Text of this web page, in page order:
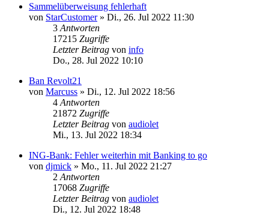
Sammelüberweisung fehlerhaft
von StarCustomer» Di., 26. Jul 2022 11:30
3 Antworten
17215 Zugriffe
Letzter Beitrag von info
Do., 28. Jul 2022 10:10
Ban Revolt21
von Marcuss » Di., 12. Jul 2022 18:56
4 Antworten
21872 Zugriffe
Letzter Beitrag von audiolet
Mi., 13. Jul 2022 18:34
ING-Bank: Fehler weiterhin mit Banking to go
von djmick » Mo., 11. Jul 2022 21:27
2 Antworten
17068 Zugriffe
Letzter Beitrag von audiolet
Di., 12. Jul 2022 18:48